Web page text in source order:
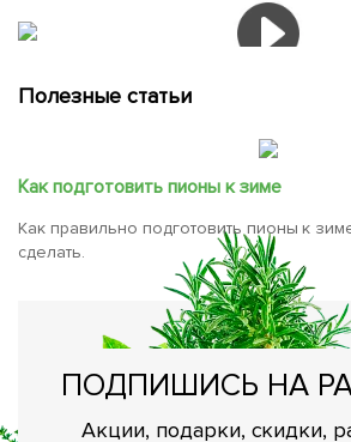
Полезные статьи
Как подготовить пионы к зиме
Как правильно подготовить пионы к
сделать.
ПОДПИШИСЬ НА
Акции, подарки, скидки,